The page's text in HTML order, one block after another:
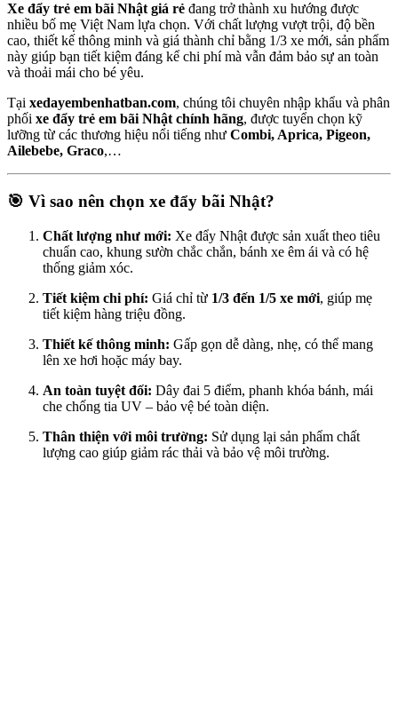
Xe đẩy trẻ em bãi Nhật giá rẻ đang trở thành xu hướng được
nhiều bố mẹ Việt Nam lựa chọn. Với chất lượng vượt trội, độ bền
cao, thiết kế thông minh và giá thành chỉ bằng 1/3 xe mới, sản phẩm
này giúp bạn tiết kiệm đáng kể chi phí mà vẫn đảm bảo sự an toàn
và thoải mái cho bé yêu.
Tại xedayembenhatban.com, chúng tôi chuyên nhập khẩu và phân
phối xe đẩy trẻ em bãi Nhật chính hãng, được tuyển chọn kỹ
lưỡng từ các thương hiệu nổi tiếng như Combi, Aprica, Pigeon,
Ailebebe, Graco,…
🎯 Vì sao nên chọn xe đẩy bãi Nhật?
Chất lượng như mới: Xe đẩy Nhật được sản xuất theo tiêu
chuẩn cao, khung sườn chắc chắn, bánh xe êm ái và có hệ
thống giảm xóc.
Tiết kiệm chi phí: Giá chỉ từ 1/3 đến 1/5 xe mới, giúp mẹ
tiết kiệm hàng triệu đồng.
Thiết kế thông minh: Gấp gọn dễ dàng, nhẹ, có thể mang
lên xe hơi hoặc máy bay.
An toàn tuyệt đối: Dây đai 5 điểm, phanh khóa bánh, mái
che chống tia UV – bảo vệ bé toàn diện.
Thân thiện với môi trường: Sử dụng lại sản phẩm chất
lượng cao giúp giảm rác thải và bảo vệ môi trường.